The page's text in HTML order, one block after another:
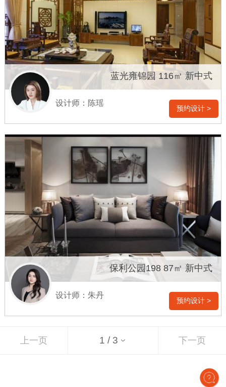
蓝光雍锦园 116㎡ 新中式
设计师：陈瑶
预约设计 >
保利公园198 87㎡ 新中式
设计师：朱丹
预约设计 >
上一页 下一页